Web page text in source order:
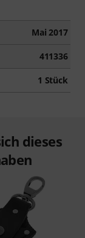
Mai 2017
411336
1 Stück
dieses